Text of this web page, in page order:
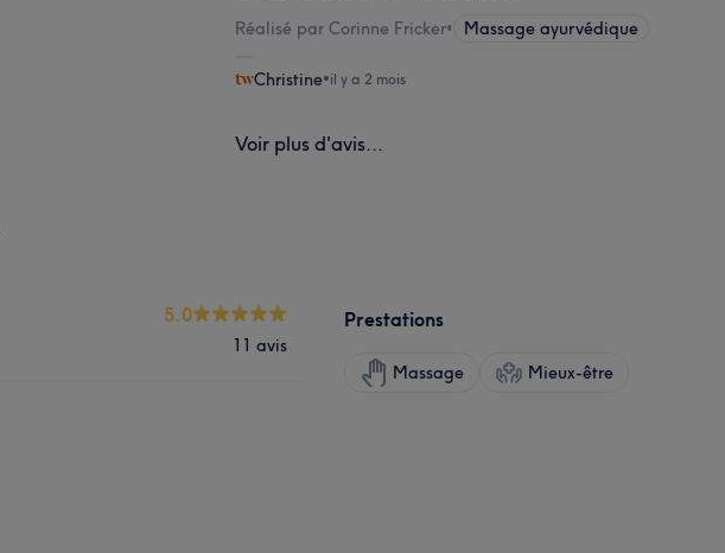
Réalisé par Corinne Fricker• Massage ayurvédique
Christine•il y a 2 mois
Voir plus d'avis...
5.0
11 avis
Prestations
Massage Mieux-être